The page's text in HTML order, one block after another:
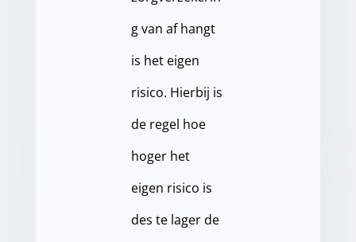
g van af hangt
is het eigen
risico. Hierbij is
de regel hoe
hoger het
eigen risico is
des te lager de